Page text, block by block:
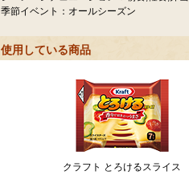
季節イベント：オールシーズン
使用している商品
クラフト とろけるスライス